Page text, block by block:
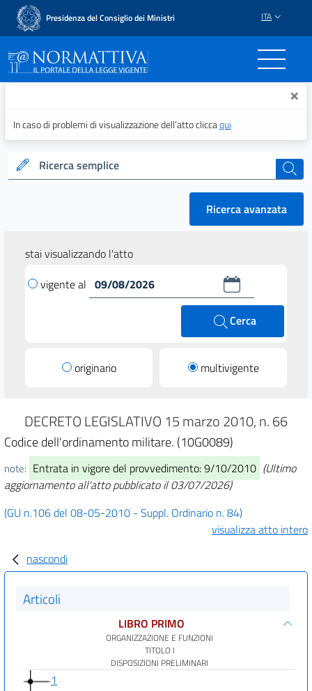
Presidenza del Consiglio dei Ministri ITA
Normattiva - Il portale ×
In caso di problemi di visualizzazione dell’atto cliccaqui
Ricerca semplice cerca
Ricerca avanzata
stai visualizzando l'atto
vigente al
Cerca
originario multivigente
DECRETO LEGISLATIVO 15 marzo 2010, n. 66
Codice dell'ordinamento militare. (10G0089)
note: Entrata in vigore del provvedimento: 9/10/2010 (Ultimo
aggiornamento all'atto pubblicato il 03/07/2026)
(GU n.106 del 08-05-2010 - Suppl. Ordinario n. 84)
visualizza atto intero
nascondi
Articoli
LIBRO PRIMO
ORGANIZZAZIONE E FUNZIONI
TITOLO I
DISPOSIZIONI PRELIMINARI
1